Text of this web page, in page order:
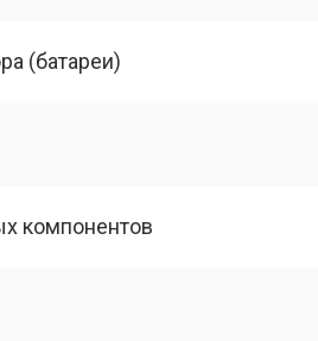
(батареи)
компонентов